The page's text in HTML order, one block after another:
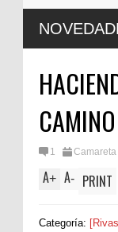
Perclorato de
CAMINO
1 Camareta
A+ A- PRINT
Categoría: